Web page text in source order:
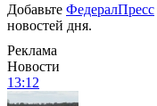
Добавьте ФедералПресс
новостей дня.
Реклама
Новости
13:12